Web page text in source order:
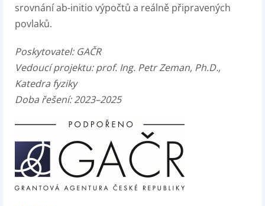
srovnání ab-initio výpočtů a reálně připravených
povlaků.
Poskytovatel: GAČR
Vedoucí projektu:prof. Ing. Petr Zeman, Ph.D.,
Katedra fyziky
Doba řešení: 2023–2025